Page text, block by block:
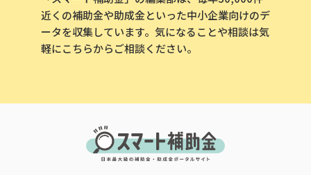
電話番号
「PDF資料ダウンロード」ボタンを押下した時点
で本サービスの
近くの補助金や助成金といった中小企業向けのデ
ータを収集しています。気になることや相談は気
軽にこちらからご相談ください。